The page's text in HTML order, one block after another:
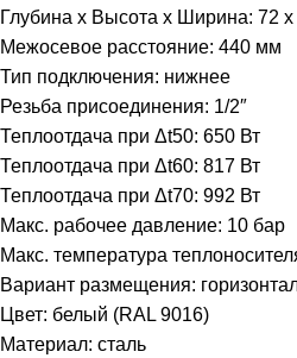
Глубина x Высота x Ширина: 72
Межосевое расстояние: 440 мм
Тип подключения: нижнее
Резьба присоединения: 1/2″
Теплоотдача при Δt50: 650 Вт
Теплоотдача при Δt60: 817 Вт
Теплоотдача при Δt70: 992 Вт
Макс. рабочее давление: 10 бар
Макс. температура
Вариант размещения:
Цвет: белый (RAL 9016)
Материал: сталь